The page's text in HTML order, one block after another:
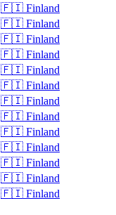
🇫🇮 Finland
🇫🇮 Finland
🇫🇮 Finland
🇫🇮 Finland
🇫🇮 Finland
🇫🇮 Finland
🇫🇮 Finland
🇫🇮 Finland
🇫🇮 Finland
🇫🇮 Finland
🇫🇮 Finland
🇫🇮 Finland
🇫🇮 Finland